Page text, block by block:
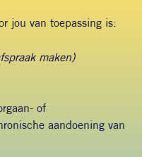
jou van toepassing is:
maken)
of
aandoening van